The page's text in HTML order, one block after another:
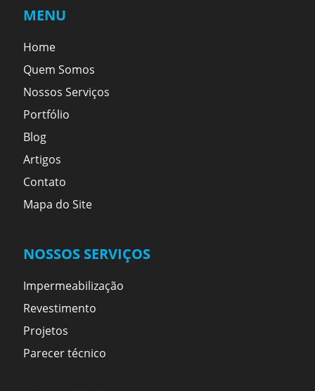
MENU
Home
Quem Somos
Nossos Serviços
Portfólio
Blog
Artigos
Contato
Mapa do Site
NOSSOS SERVIÇOS
Impermeabilização
Revestimento
Projetos
Parecer técnico